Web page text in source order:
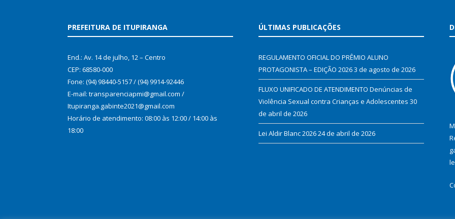
PREFEITURA DE ITUPIRANGA
End.: Av. 14 de julho, 12 – Centro
CEP: 68580-000
Fone: (94) 98440-5157 / (94) 9914-92446
E-mail: transparenciapmi@gmail.com /
Itupiranga.gabinte2021@gmail.com
Horário de atendimento: 08:00 às 12:00 / 14:00 às
18:00
ÚLTIMAS PUBLICAÇÕES
REGULAMENTO OFICIAL DO PRÊMIO ALUNO
PROTAGONISTA – EDIÇÃO 20263 de agosto de 2026
FLUXO UNIFICADO DE ATENDIMENTO Denúncias de
Violência Sexual contra Crianças e Adolescentes 30
de abril de 2026
Lei Aldir Blanc 202624 de abril de 2026